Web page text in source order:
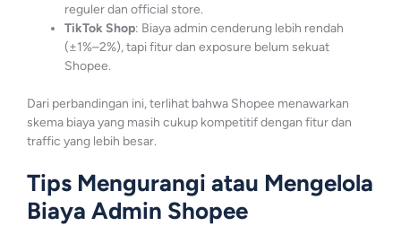
reguler dan official store.
TikTok Shop: Biaya admin cenderung lebih rendah
(±1%–2%), tapi fitur dan exposure belum sekuat
Shopee.
Dari perbandingan ini, terlihat bahwa Shopee menawarkan
skema biaya yang masih cukup kompetitif dengan fitur dan
traffic yang lebih besar.
Tips Mengurangi atau Mengelola
Biaya Admin Shopee